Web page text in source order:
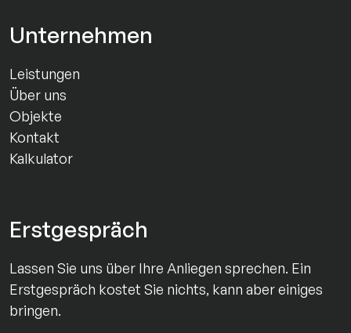
Unternehmen
Leistungen
Über uns
Objekte
Kontakt
Kalkulator
Erstgespräch
Lassen Sie uns über Ihre Anliegen sprechen. Ein
Erstgespräch kostet Sie nichts, kann aber einiges
bringen.